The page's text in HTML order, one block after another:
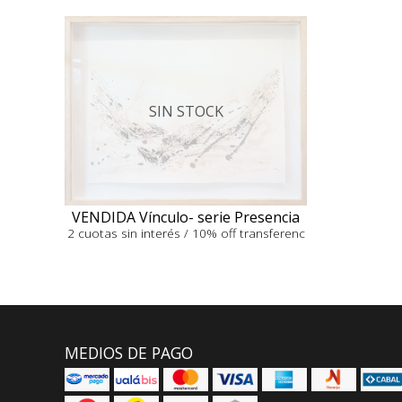
SIN STOCK
VENDIDA Vínculo- serie Presencia
2 cuotas sin interés / 10% off transferenc
MEDIOS DE PAGO